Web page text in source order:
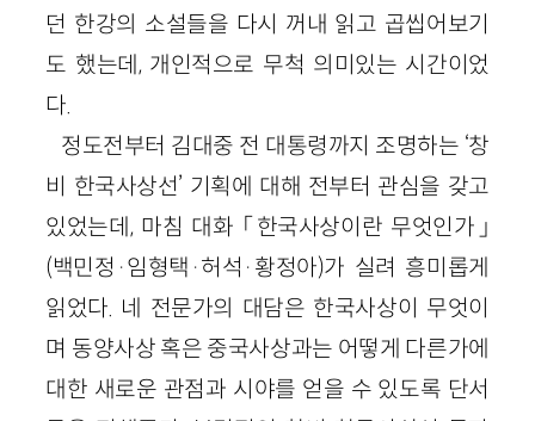
던 한강의 소설들을 다시 꺼내 읽고 곱씹어보기
도 했는데, 개인적으로 무척 의미있는 시간이었
다.
정도전부터 김대중 전 대통령까지 조명하는 ‘창
비 한국사상선’ 기획에 대해 전부터 관심을 갖고
있었는데, 마침 대화 「한국사상이란 무엇인가」
(백민정·임형택·허석·황정아)가 실려 흥미롭게
읽었다. 네 전문가의 대담은 한국사상이 무엇이
며 동양사상 혹은 중국사상과는 어떻게 다른가에
대한 새로운 관점과 시야를 얻을 수 있도록 단서